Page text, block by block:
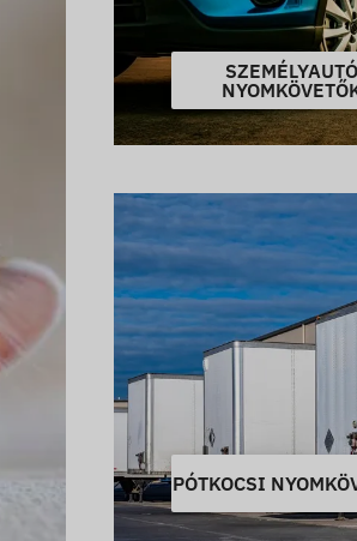
SZEMÉLYAUTÓ
PÓTKOCSI